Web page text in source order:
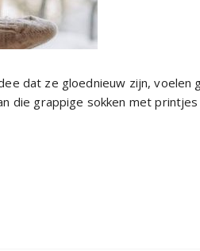
dat ze gloednieuw zijn, voelen
die grappige sokken met